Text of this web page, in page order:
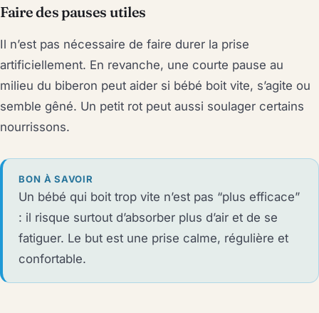
Faire des pauses utiles
Il n’est pas nécessaire de faire durer la prise
artificiellement. En revanche, une courte pause au
milieu du biberon peut aider si bébé boit vite, s’agite ou
semble gêné. Un petit rot peut aussi soulager certains
nourrissons.
BON À SAVOIR
Un bébé qui boit trop vite n’est pas “plus efficace”
: il risque surtout d’absorber plus d’air et de se
fatiguer. Le but est une prise calme, régulière et
confortable.